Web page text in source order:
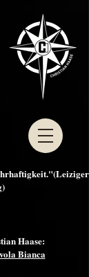
Haase:
Bianca